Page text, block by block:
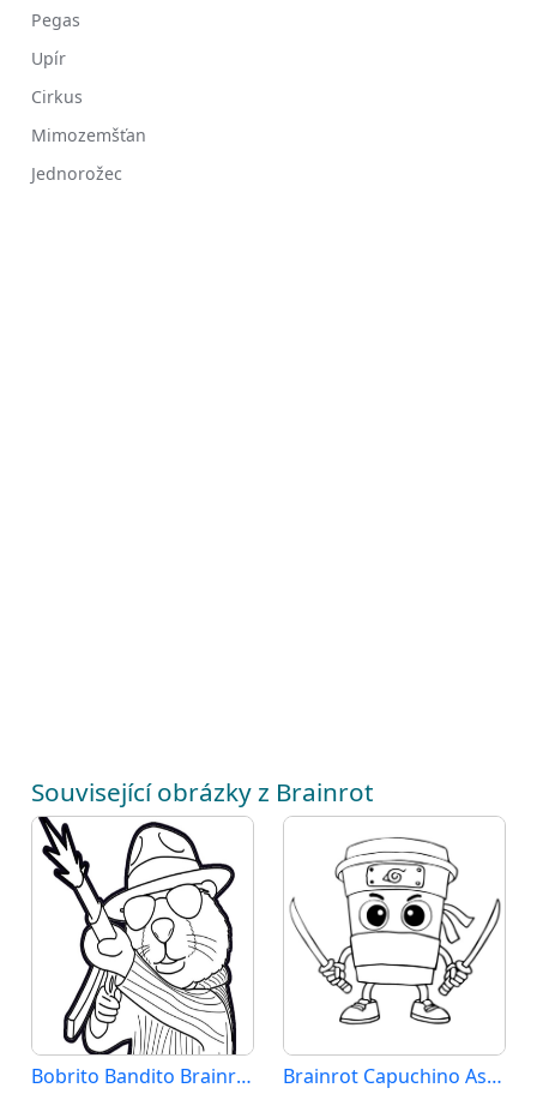
Pegas
Upír
Cirkus
Mimozemšťan
Jednorožec
Související obrázky z Brainrot
Bobrito Bandito Brainrot Brainrot Capuchino Assassino